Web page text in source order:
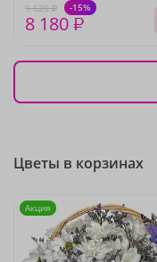
9 620 ₽ -15%
8 180 ₽
Цветы в корзинах
Акция